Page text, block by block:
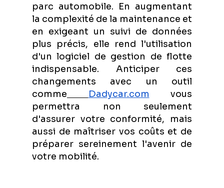
parc automobile. En augmentant
la complexité de la maintenance et
en exigeant un suivi de données
plus précis, elle rend l'utilisation
d'un logiciel de gestion de flotte
indispensable. Anticiper ces
changements avec un outil
comme
Dadycar.com vous
permettra non seulement
d'assurer votre conformité, mais
aussi de maîtriser vos coûts et de
préparer sereinement l'avenir de
votre mobilité.